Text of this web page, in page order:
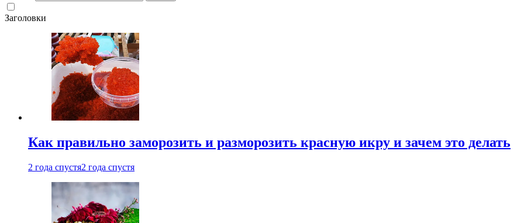
Заголовки
Как правильно заморозить и разморозить красную икру и зачем это делать
2 года спустя2 года спустя